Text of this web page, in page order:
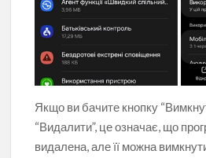
Якщо ви бачите кнопку
“Видалити”, це означає, що
видалена, але її можна